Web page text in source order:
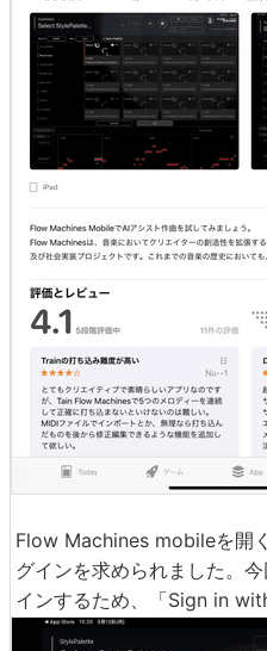
Flow Machines mobileを開
グインを求められました。
インするため、「Sign in